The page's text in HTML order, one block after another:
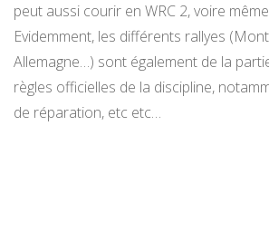
peut aussi courir en WRC 2, voire
Evidemment, les différents rallyes
Allemagne…) sont également de la
règles officielles de la discipline,
de réparation, etc etc…